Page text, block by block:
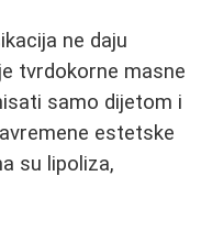
ne daju
tvrdokorne masne
samo dijetom i
estetske
su lipoliza,